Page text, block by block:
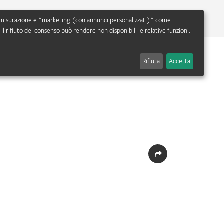
ACCEDI
e "marketing (con annunci personalizzati)" come
rifiuto del consenso può rendere non disponibili le relative funzioni.
Rifiuta Accetta